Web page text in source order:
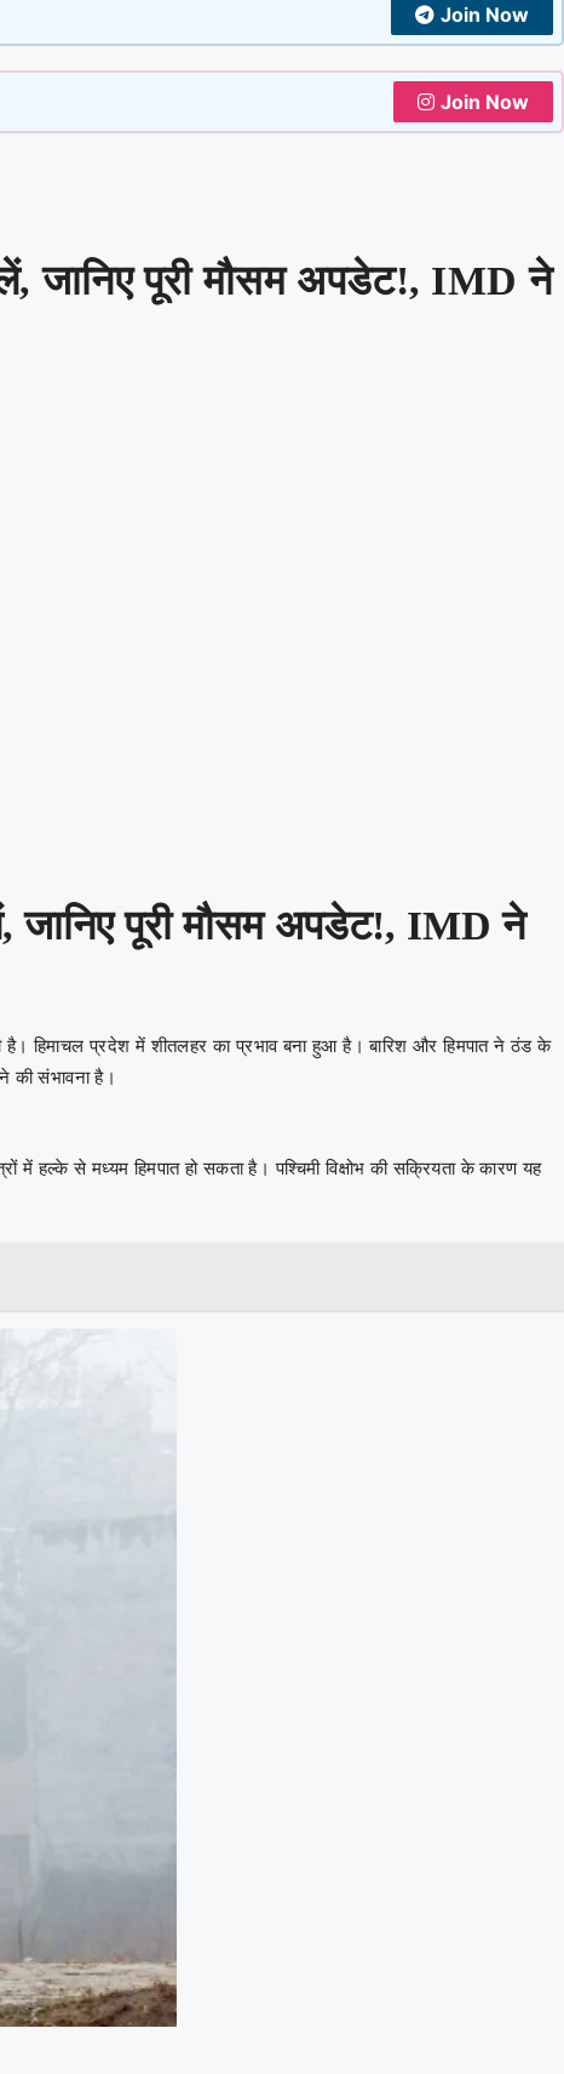
Join Now
Join Now
जानिए पूरी मौसम अपडेट!, IMD ने
जानिए पूरी मौसम अपडेट!, IMD ने
है। हिमाचल प्रदेश में शीतलहर का प्रभाव बना हुआ है। बारिश और हिमपात ने ठंड के
की संभावना है।
हल्के से मध्यम हिमपात हो सकता है। पश्चिमी विक्षोभ की सक्रियता के कारण यह